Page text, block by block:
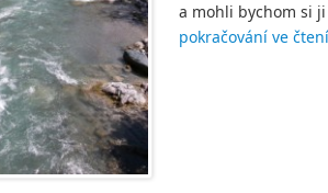
a mohli bychom si
pokračování ve